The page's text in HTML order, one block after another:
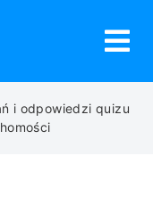
i odpowiedzi quizu